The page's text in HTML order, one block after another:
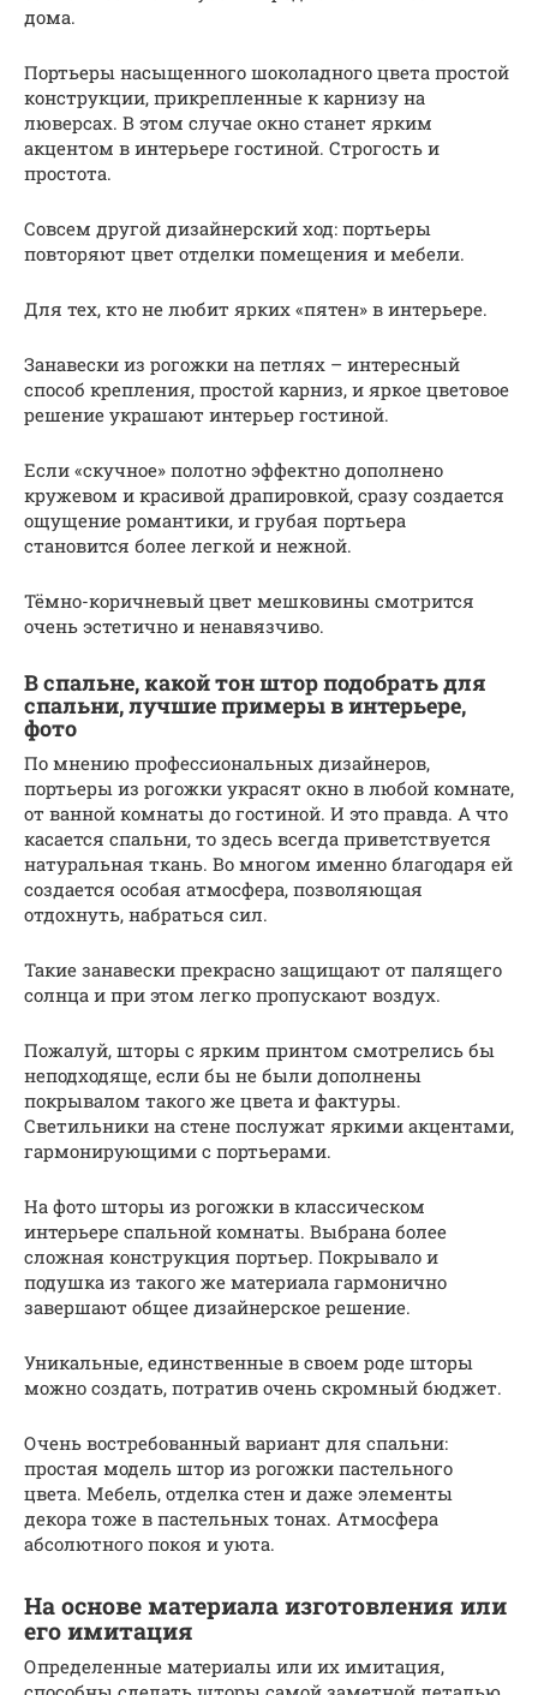
дома.
Портьеры насыщенного шоколадного цвета простой
конструкции, прикрепленные к карнизу на
люверсах. В этом случае окно станет ярким
акцентом в интерьере гостиной. Строгость и
простота.
Совсем другой дизайнерский ход: портьеры
повторяют цвет отделки помещения и мебели.
Для тех, кто не любит ярких «пятен» в интерьере.
Занавески из рогожки на петлях – интересный
способ крепления, простой карниз, и яркое цветовое
решение украшают интерьер гостиной.
Если «скучное» полотно эффектно дополнено
кружевом и красивой драпировкой, сразу создается
ощущение романтики, и грубая портьера
становится более легкой и нежной.
Тёмно-коричневый цвет мешковины смотрится
очень эстетично и ненавязчиво.
В спальне, какой тон штор подобрать для
спальни, лучшие примеры в интерьере,
фото
По мнению профессиональных дизайнеров,
портьеры из рогожки украсят окно в любой комнате,
от ванной комнаты до гостиной. И это правда. А что
касается спальни, то здесь всегда приветствуется
натуральная ткань. Во многом именно благодаря ей
создается особая атмосфера, позволяющая
отдохнуть, набраться сил.
Такие занавески прекрасно защищают от палящего
солнца и при этом легко пропускают воздух.
Пожалуй, шторы с ярким принтом смотрелись бы
неподходяще, если бы не были дополнены
покрывалом такого же цвета и фактуры.
Светильники на стене послужат яркими акцентами,
гармонирующими с портьерами.
На фото шторы из рогожки в классическом
интерьере спальной комнаты. Выбрана более
сложная конструкция портьер. Покрывало и
подушка из такого же материала гармонично
завершают общее дизайнерское решение.
Уникальные, единственные в своем роде шторы
можно создать, потратив очень скромный бюджет.
Очень востребованный вариант для спальни:
простая модель штор из рогожки пастельного
цвета. Мебель, отделка стен и даже элементы
декора тоже в пастельных тонах. Атмосфера
абсолютного покоя и уюта.
На основе материала изготовления или
его имитация
Определенные материалы или их имитация,